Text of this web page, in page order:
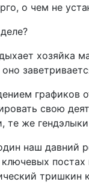
о чем не
хозяйка
оно
графиков
свою
же
наш давний